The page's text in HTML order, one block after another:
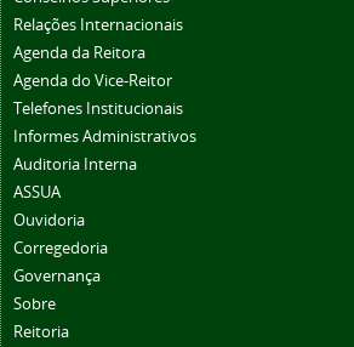
Relações Internacionais
Agenda da Reitora
Agenda do Vice-Reitor
Telefones Institucionais
Informes Administrativos
Auditoria Interna
ASSUA
Ouvidoria
Corregedoria
Governança
Sobre
Reitoria